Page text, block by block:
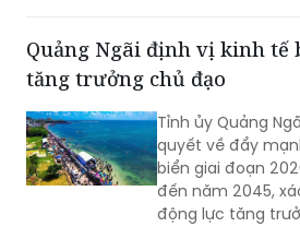
Quảng Ngãi định vị kinh tế
tăng trưởng chủ đạo
Tỉnh ủy Quảng
quyết về đẩy
biển giai đoạn
đến năm 2045,
động lực tăng